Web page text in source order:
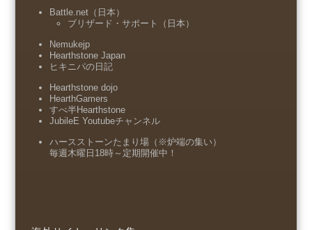
Battle.net（日本）
ブリザード・サポート（日本）
Nemukejp
Hearthstone Japan
ヒキニパの日記
Hearthstone dojo
HearthGamers
すべ半Hearthstone
JubileE Youtubeチャンネル
ハースストーンたまり場（※炉端の集い）
毎週木曜日18時～定期開催中！